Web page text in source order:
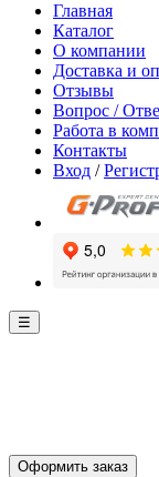
Главная
Каталог
О компании
Доставка и
Отзывы
Вопрос /
Работа в
Контакты
Вход /
☰
Оформить заказ